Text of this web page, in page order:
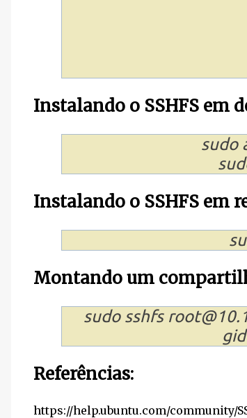
Instalando o SSHFS em
sudo
Instalando o SSHFS em
Montando um
sudo sshfs
Referências:
https://help.ubuntu.com/community/